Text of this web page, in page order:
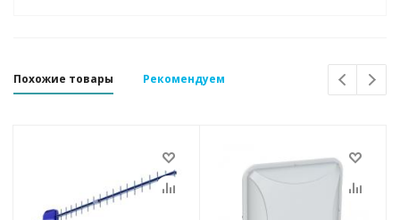
Похожие товары Рекомендуем